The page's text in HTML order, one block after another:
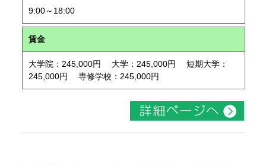
9:00～18:00
賃金
大学院：245,000円 大学：245,000円 短期大学：
245,000円 専修学校：245,000円